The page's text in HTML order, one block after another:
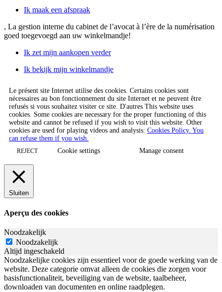
Ik maak een afspraak
, La gestion interne du cabinet de l’avocat à l’ère de la numérisation
goed toegevoegd aan uw winkelmandje!
Ik zet mijn aankopen verder
Ik bekijk mijn winkelmandje
Le présent site Internet utilise des cookies. Certains cookies sont
nécessaires au bon fonctionnement du site Internet et ne peuvent être
refusés si vous souhaitez visiter ce site. D'autres This website uses
cookies. Some cookies are necessary for the proper functioning of this
website and cannot be refused if you wish to visit this website. Other
cookies are used for playing videos and analysis: Cookies Policy. You
can refuse them if you wish.
REJECT Cookie settings Manage consent
Sluiten
Aperçu des cookies
Noodzakelijk
Noodzakelijk
Altijd ingeschakeld
Noodzakelijke cookies zijn essentieel voor de goede werking van de
website. Deze categorie omvat alleen de cookies die zorgen voor
basisfunctionaliteit, beveiliging van de website, taalbeheer,
downloaden van documenten en online raadplegen.